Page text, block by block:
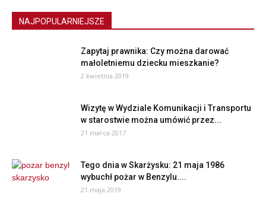
NAJPOPULARNIEJSZE
Zapytaj prawnika: Czy można darować
małoletniemu dziecku mieszkanie?
2 kwietnia 2019
Wizytę w Wydziale Komunikacji i Transportu
w starostwie można umówić przez...
21 marca 2017
Tego dnia w Skarżysku: 21 maja 1986
wybuchł pożar w Benzylu....
21 maja 2019